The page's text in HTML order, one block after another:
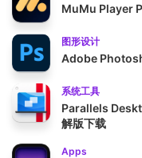
MuMu Player
图形设计
Adobe
系统工具
Parallels
解版下载
Apps